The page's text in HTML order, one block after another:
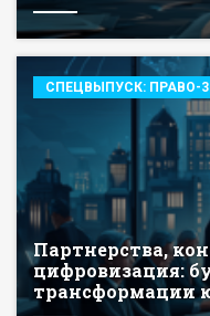
СПЕЦВЫПУСК: ПРАВО-
Партнерства,
цифровизация:
трансформации